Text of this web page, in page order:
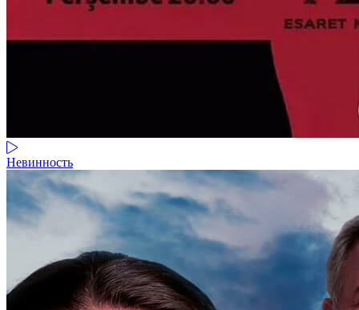
Невинность